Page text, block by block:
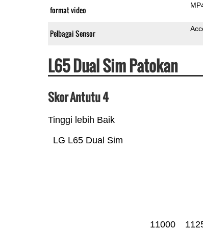
format video
Pelbagai Sensor
L65 Dual Sim Patokan
Skor Antutu 4
Tinggi lebih Baik
LG L65 Dual Sim
11000